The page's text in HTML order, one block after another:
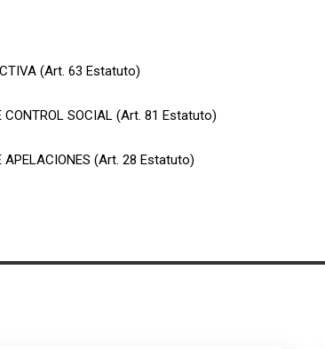
(Art. 63 Estatuto)
CONTROL SOCIAL (Art. 81 Estatuto)
APELACIONES (Art. 28 Estatuto)